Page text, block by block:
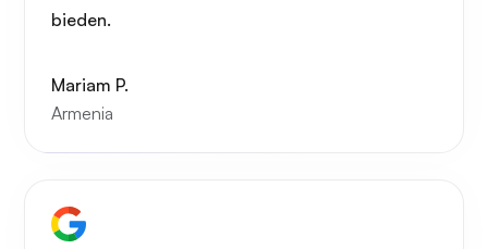
bieden.
Mariam P.
Armenia